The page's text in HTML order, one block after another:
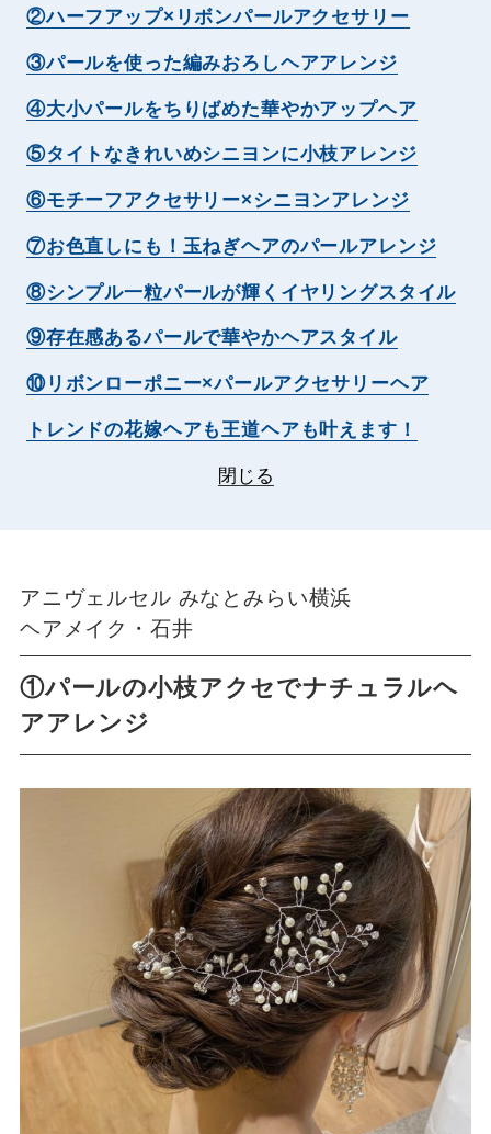
②ハーフアップ×リボンパールアクセサリー
③パールを使った編みおろしヘアアレンジ
④大小パールをちりばめた華やかアップヘア
⑤タイトなきれいめシニヨンに小枝アレンジ
⑥モチーフアクセサリー×シニヨンアレンジ
⑦お色直しにも！玉ねぎヘアのパールアレンジ
⑧シンプル一粒パールが輝くイヤリングスタイル
⑨存在感あるパールで華やかヘアスタイル
⑩リボンローポニー×パールアクセサリーヘア
トレンドの花嫁ヘアも王道ヘアも叶えます！
閉じる
アニヴェルセル みなとみらい横浜
ヘアメイク・石井
①パールの小枝アクセでナチュラルヘ
アアレンジ